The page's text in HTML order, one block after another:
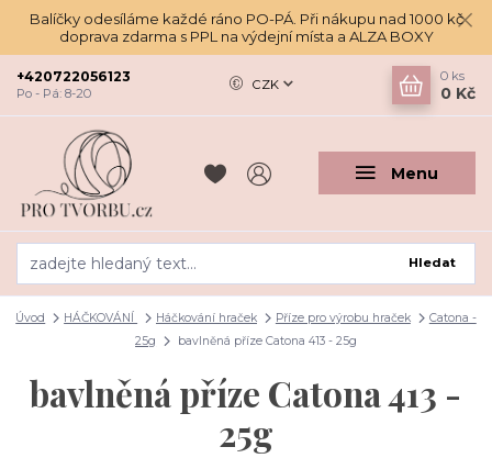
Balíčky odesíláme každé ráno PO-PÁ. Při nákupu nad 1000 kč
doprava zdarma s PPL na výdejní místa a ALZA BOXY
Menu
CZK
Hledat
+420722056123
Po - Pá: 8-20
0 ks
0 Kč
Úvod HÁČKOVÁNÍ Háčkování hraček Příze pro výrobu hraček
Catona -
25g
bavlněná příze Catona 413 - 25g
bavlněná příze Catona 413 -
25g